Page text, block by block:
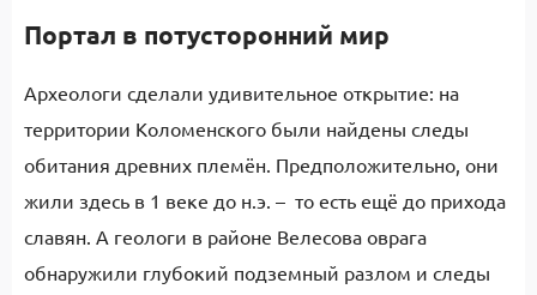
Портал в потусторонний мир
Археологи сделали удивительное открытие: на
территории Коломенского были найдены следы
обитания древних племён. Предположительно, они
жили здесь в 1 веке до н.э. – то есть ещё до прихода
славян. А геологи в районе Велесова оврага
обнаружили глубокий подземный разлом и следы